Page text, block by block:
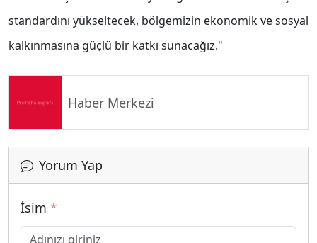
standardını yükseltecek, bölgemizin ekonomik ve sosyal
kalkınmasına güçlü bir katkı sunacağız."
Haber Merkezi
Yorum Yap
İsim *